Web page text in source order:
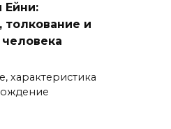
Ейни:
толкование и
характеристика